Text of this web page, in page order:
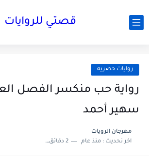
قصتي للروايات
روايات حصريه
سهير أحمد
مهرجان الرويات
اخر تحديث :منذ عام 2 دقائق للقراءة